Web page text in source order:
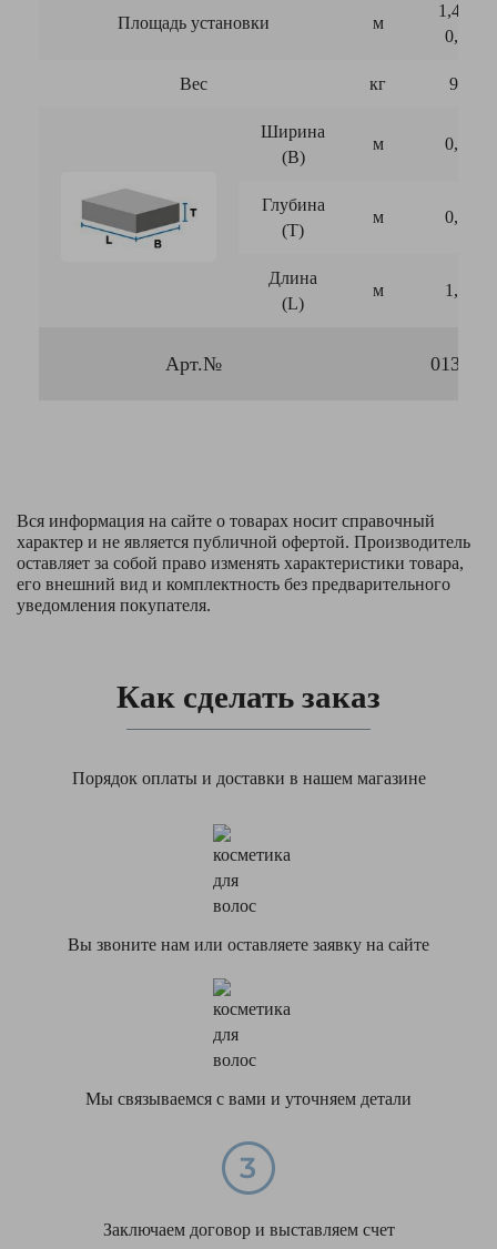
Площадь установки м
1,45 x
0,69
Вес кг 9,0
Ширина
(B)
м 0,45
Глубина
(T)
м 0,17
Длина
(L)
м 1,68
Арт.№ 013361
Вся информация на сайте о товарах носит справочный
характер и не является публичной офертой. Производитель
оставляет за собой право изменять характеристики товара,
его внешний вид и комплектность без предварительного
уведомления покупателя.
Как сделать заказ
Порядок оплаты и доставки в нашем магазине
Вы звоните нам или оставляете заявку на сайте
Мы связываемся с вами и уточняем детали
Заключаем договор и выставляем счет